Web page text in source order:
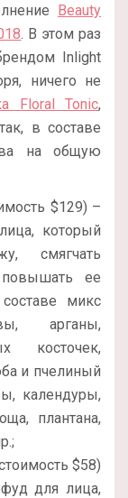
Beauty
. В этом раз
Inlight
ничего не
Floral Tonic,
в составе
на общую
$129) –
который
смягчать
ее
микс
арганы,
косточек,
и пчелиный
календуры,
плантана,
$58)
для лица,